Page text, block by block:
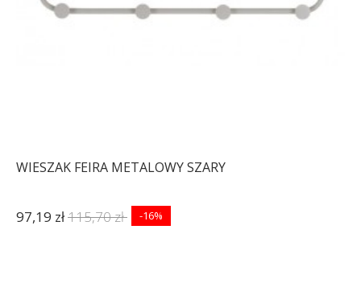
WIESZAK FEIRA METALOWY SZARY
97,19 zł115,70 zł -16%